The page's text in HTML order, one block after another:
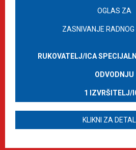
OGLAS ZA
ZASNIVANJE RADNOG
RUKOVATELJ/ICA
ODVODNJU
1 IZVRŠITELJ/
KLIKNI ZA